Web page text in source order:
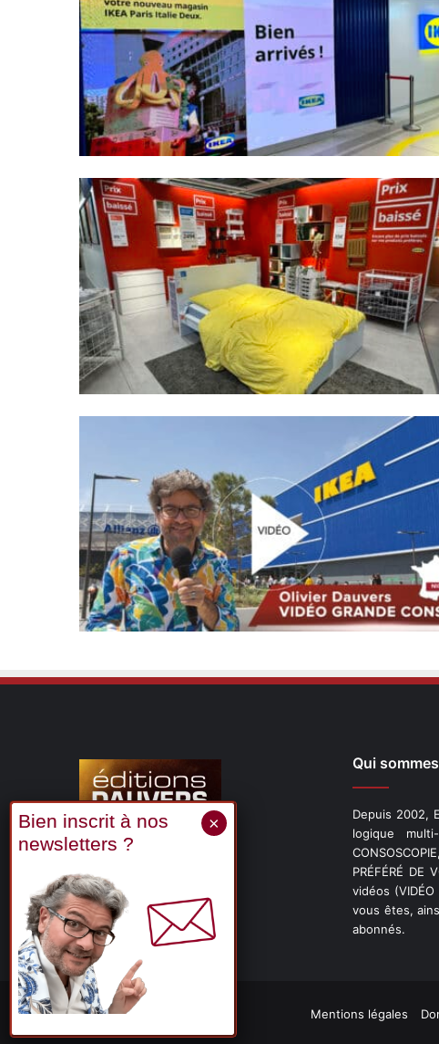
X LinkedinYouTube
Qui
Depuis 2002,
logique
PRÉFÉRÉ DE
vidéos
vous êtes,
abonnés.
Mentions légales